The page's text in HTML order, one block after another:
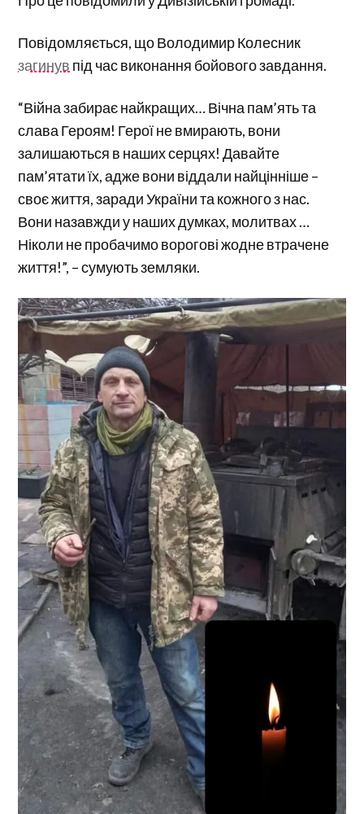
Повідомляється, що Володимир Колесник
загинув під час виконання бойового завдання.
“Війна забирає найкращих… Вічна пам’ять та
слава Героям! Герої не вмирають, вони
залишаються в наших серцях! Давайте
пам’ятати їх, адже вони віддали найцінніше –
своє життя, заради України та кожного з нас.
Вони назавжди у наших думках, молитвах …
Ніколи не пробачимо ворогові жодне втрачене
життя!”, – сумують земляки.